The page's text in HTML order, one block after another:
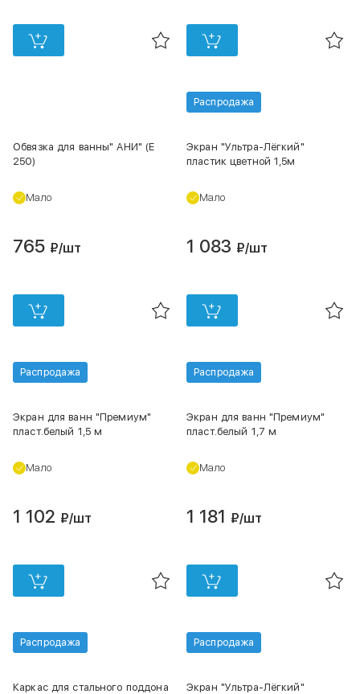
Обвязка для ванны" АНИ" (Е
250)
Мало
765 ₽/шт
Распродажа
Экран "Ультра-Лёгкий"
пластик цветной 1,5м
Мало
1 083 ₽/шт
Распродажа
Экран для ванн "Премиум"
пласт.белый 1,5 м
Мало
1 102 ₽/шт
Распродажа
Экран для ванн "Премиум"
пласт.белый 1,7 м
Мало
1 181 ₽/шт
Распродажа
Каркас для стального поддона
Распродажа
Экран "Ультра-Лёгкий"